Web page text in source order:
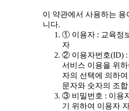
이 약관에서 사용하는
니다.
① 이용자 : 교육정
자
② 이용자번호(ID) :
서비스 이용을 위
자의 선택에 의하
문자와 숫자의 조합
③ 비밀번호 : 이용
기 위하여 이용자